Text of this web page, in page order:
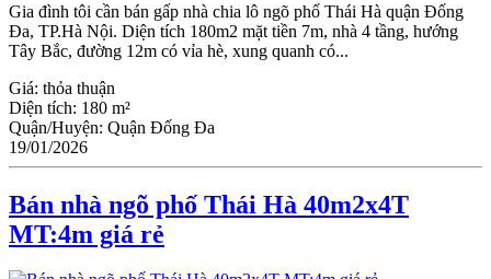
Gia đình tôi cần bán gấp nhà chia lô ngõ phố Thái Hà quận Đống
Đa, TP.Hà Nội. Diện tích 180m2 mặt tiền 7m, nhà 4 tầng, hướng
Tây Bắc, đường 12m có vỉa hè, xung quanh có...
Giá: thỏa thuận
Diện tích: 180 m²
Quận/Huyện: Quận Đống Đa
19/01/2026
Bán nhà ngõ phố Thái Hà 40m2x4T
MT:4m giá rẻ